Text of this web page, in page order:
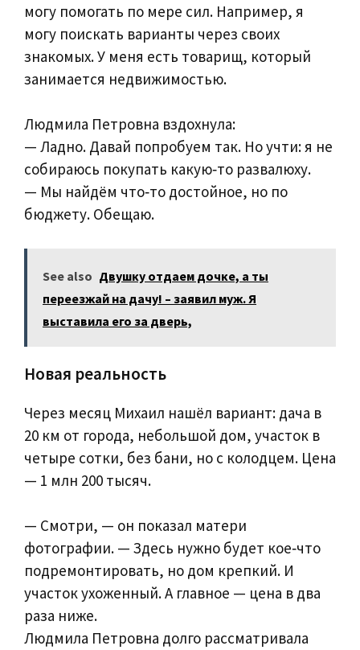
могу помогать по мере сил. Например, я
могу поискать варианты через своих
знакомых. У меня есть товарищ, который
занимается недвижимостью.
Людмила Петровна вздохнула:
— Ладно. Давай попробуем так. Но учти: я не
собираюсь покупать какую‑то развалюху.
— Мы найдём что‑то достойное, но по
бюджету. Обещаю.
See also Двушку отдаем дочке, а ты
переезжай на дачу! – заявил муж. Я
выставила его за дверь,
Новая реальность
Через месяц Михаил нашёл вариант: дача в
20 км от города, небольшой дом, участок в
четыре сотки, без бани, но с колодцем. Цена
— 1 млн 200 тысяч.
— Смотри, — он показал матери
фотографии. — Здесь нужно будет кое‑что
подремонтировать, но дом крепкий. И
участок ухоженный. А главное — цена в два
раза ниже.
Людмила Петровна долго рассматривала